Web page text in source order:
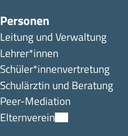
Personen
Leitung und Verwaltung
Lehrer*innen
Schüler*innen­ver­tretung
Schulärztin und Beratung
Peer-Mediation
Elternverein